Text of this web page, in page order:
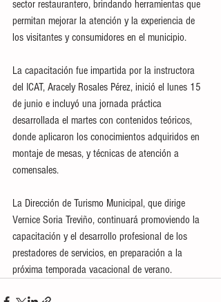
sector restaurantero, brindando herramientas que
permitan mejorar la atención y la experiencia de
los visitantes y consumidores en el municipio.
La capacitación fue impartida por la instructora
del ICAT, Aracely Rosales Pérez, inició el lunes 15
de junio e incluyó una jornada práctica
desarrollada el martes con contenidos teóricos,
donde aplicaron los conocimientos adquiridos en
montaje de mesas, y técnicas de atención a
comensales.
La Dirección de Turismo Municipal, que dirige
Vernice Soria Treviño, continuará promoviendo la
capacitación y el desarrollo profesional de los
prestadores de servicios, en preparación a la
próxima temporada vacacional de verano.